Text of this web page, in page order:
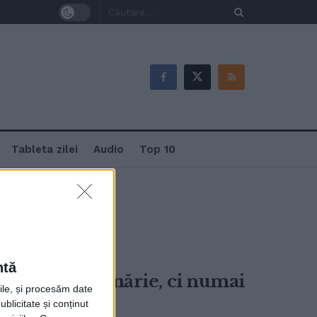
și procesăm date
și conținut
Tableta zilei Audio Top 10
este la primărie, ci numai